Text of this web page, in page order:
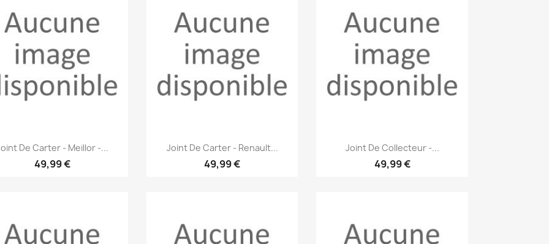
Aperçu rapide
De Carter - Meillor -...
49,99 €
Aperçu rapide
Joint De Carter - Renault...
49,99 €
Aperçu rapide
Joint De Collecteur -...
49,99 €